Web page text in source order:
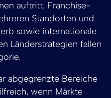
auftritt. Franchise-
Standorten und
sowie internationale
Länderstrategien fallen
abgegrenzte Bereiche
wenn Märkte